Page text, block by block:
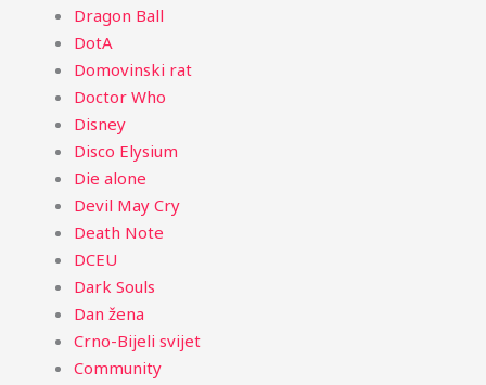
Dragon Ball
DotA
Domovinski rat
Doctor Who
Disney
Disco Elysium
Die alone
Devil May Cry
Death Note
DCEU
Dark Souls
Dan žena
Crno-Bijeli svijet
Community